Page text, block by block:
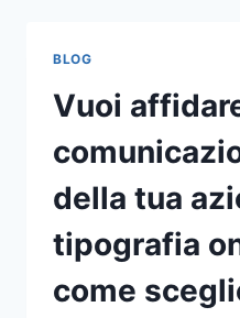
BLOG
Vuoi
della tua
tipografia
come